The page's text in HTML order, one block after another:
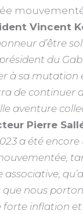
Vincent
d’être
du
à sa mutation
de continuer
aventure
Pierre
a été encore
associative,
que nous
forte inflation et